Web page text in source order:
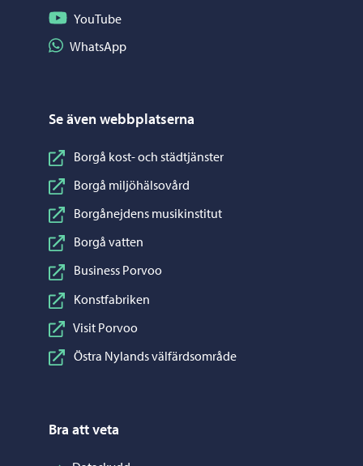
Följ på YouTube
YouTube
Dela på WhatsApp
WhatsApp
Se även webbplatserna
Borgå kost- och städtjänster
Borgå miljöhälsovård
Borgånejdens musikinstitut
Borgå vatten
Business Porvoo
Konstfabriken
Visit Porvoo
Östra Nylands välfärdsområde
Bra att veta